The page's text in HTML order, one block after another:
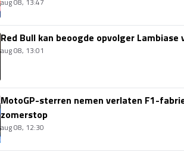
Red Bull kan beoogde opvolger
aug 08, 13:01
MotoGP-sterren nemen verlaten F1-
zomerstop
aug 08, 12:30